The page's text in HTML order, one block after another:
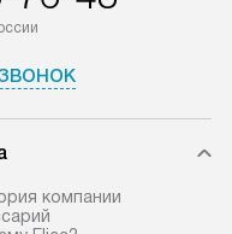
компании